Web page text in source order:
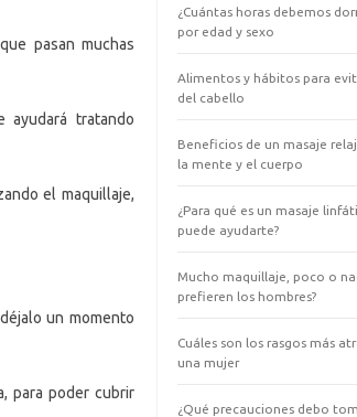
pasan muchas
ayudará tratando
el maquillaje,
un momento
para poder cubrir
¿Cuántas horas debemos
por edad y sexo
Alimentos y hábitos para
del cabello
Beneficios de un masaje
la mente y el cuerpo
¿Para qué es un masaje
puede ayudarte?
Mucho maquillaje, poco o
prefieren los hombres?
Cuáles son los rasgos más
una mujer
¿Qué precauciones debo